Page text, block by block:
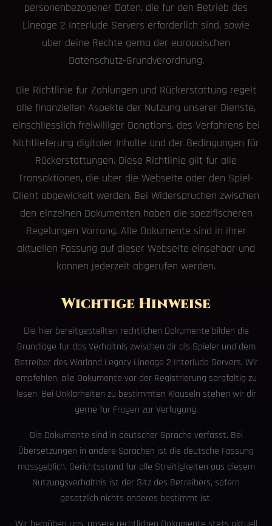
personenbezogener Daten, die fur den Betrieb des
Lineage 2 Interlude Servers erforderlich sind, sowie
uber deine Rechte gema der europaischen
Datenschutz-Grundverordnung.
Die Richtlinie fur Zahlungen und Rückerstattung regelt
alle finanziellen Aspekte der Nutzung unserer Dienste,
einschliesslich freiwilliger Donations, des Verfahrens bei
Nichtlieferung digitaler Inhalte und der Bedingungen für
Rückerstattungen. Diese Richtlinie gilt fur alle
Transaktionen, die uber die Webseite oder den Spiel-
Client abgewickelt werden. Bei Widerspruchen zwischen
den einzelnen Dokumenten haben die spezifischeren
Regelungen Vorrang. Alle Dokumente sind in ihrer
aktuellen Fassung auf dieser Webseite einsehbar und
konnen jederzeit abgerufen werden.
Wichtige Hinweise
Die hier bereitgestellten rechtlichen Dokumente bilden die
Grundlage fur das Verhaltnis zwischen dir als Spieler und dem
Betreiber des Warland Legacy Lineage 2 Interlude Servers. Wir
empfehlen, alle Dokumente vor der Registrierung sorgfaltig zu
lesen. Bei Unklarheiten zu bestimmten Klauseln stehen wir dir
gerne fur Fragen zur Verfugung.
Die Dokumente sind in deutscher Sprache verfasst. Bei
Übersetzungen in andere Sprachen ist die deutsche Fassung
massgeblich. Gerichtsstand fur alle Streitigkeiten aus diesem
Nutzungsverhaltnis ist der Sitz des Betreibers, sofern
gesetzlich nichts anderes bestimmt ist.